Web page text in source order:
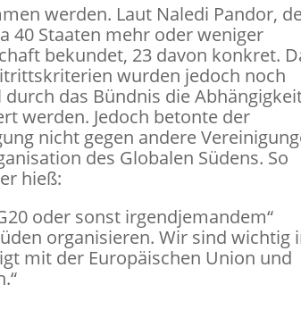
werden. Laut Naledi Pandor,
40 Staaten mehr oder weniger
bekundet, 23 davon konkret.
wurden jedoch noch
das Bündnis die
werden. Jedoch betonte der
nicht gegen andere
des Globalen Südens. So
hieß:
oder sonst irgendjemandem“
organisieren. Wir sind wichtig
mit der Europäischen Union und